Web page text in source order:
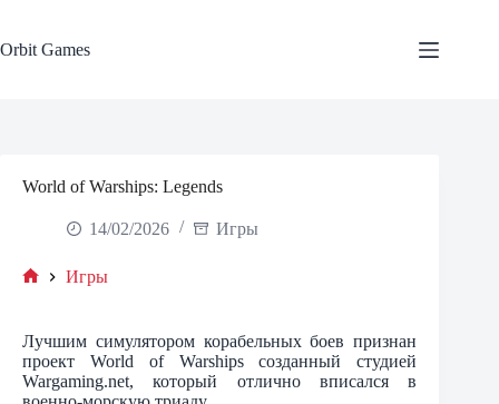
content
Orbit Games
World of Warships: Legends
14/02/2026 Игры
Игры
Лучшим симулятором корабельных боев признан
проект World of Warships созданный студией
Wargaming.net, который отлично вписался в